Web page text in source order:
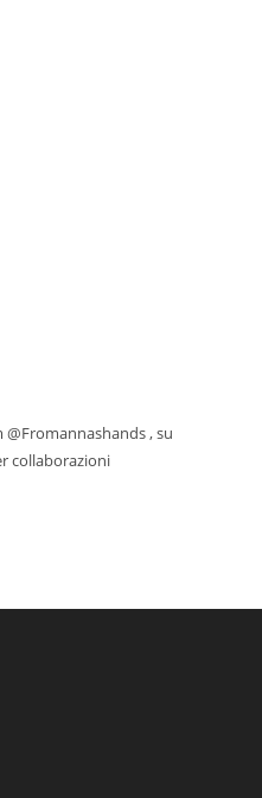
, su
collaborazioni